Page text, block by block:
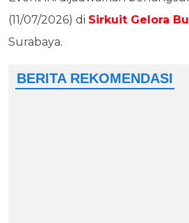
(11/07/2026) di Sirkuit Gelora
Surabaya.